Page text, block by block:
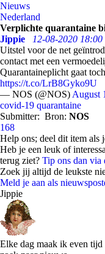
Nieuws
Nederland
Verplichte quarantaine
Jippie
12-08-2020 18:00
Uitstel voor de net
contact met een
Quarantaineplicht gaat
https://t.co/LrB8Gyko9U
— NOS (@NOS) August
covid-19 quarantaine
Submitter: Bron: NOS
168
Help ons; deel dit item als
Heb je een leuk of
terug ziet? Tip ons dan via
Zoek jij altijd de leukste
Meld je aan als
Jippie
Elke dag maak ik even